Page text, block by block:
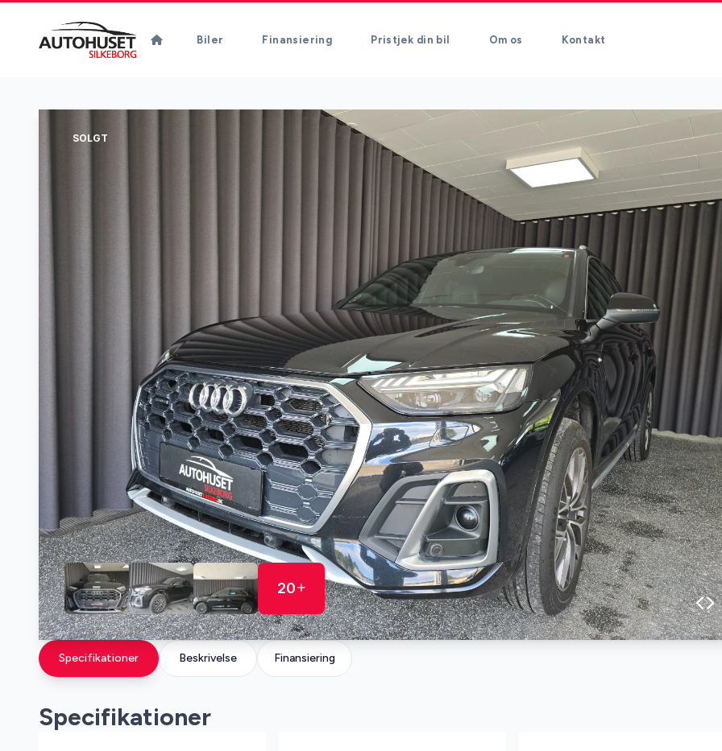
Biler Finansiering Pristjek din bil Om os Kontakt
SOLGT
20
Specifikationer Beskrivelse Finansiering
Specifikationer